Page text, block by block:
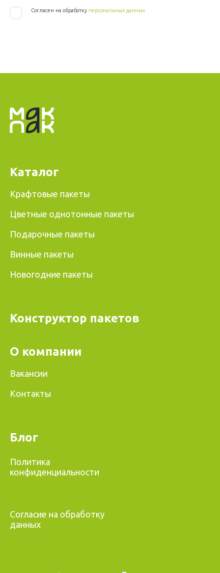
Согласен на обработку персональных данных
Каталог
Крафтовые пакеты
Цветные однотонные пакеты
Подарочные пакеты
Винные пакеты
Новогодние пакеты
Конструктор пакетов
О компании
Вакансии
Контакты
Блог
Политика
конфиденциальности
Согласие на обработку
данных